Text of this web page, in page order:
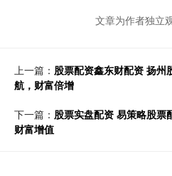
文章为作者独立
上一篇： 股票配资鑫东财配资 扬州
航，财富倍增
下一篇： 股票实盘配资 易策略股票
财富增值